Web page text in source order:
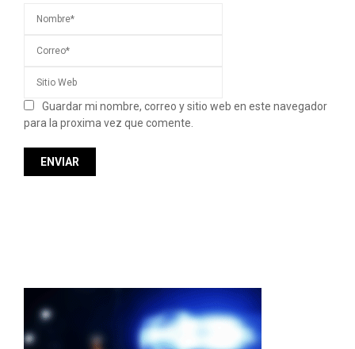
Guardar mi nombre, correo y sitio web en este navegador
para la proxima vez que comente.